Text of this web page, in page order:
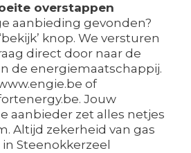
overstappen
aanbieding gevonden?
knop. We versturen
direct door naar de
de energiemaatschappij.
of
Jouw
aanbieder zet alles netjes
Altijd zekerheid van gas
Steenokkerzeel